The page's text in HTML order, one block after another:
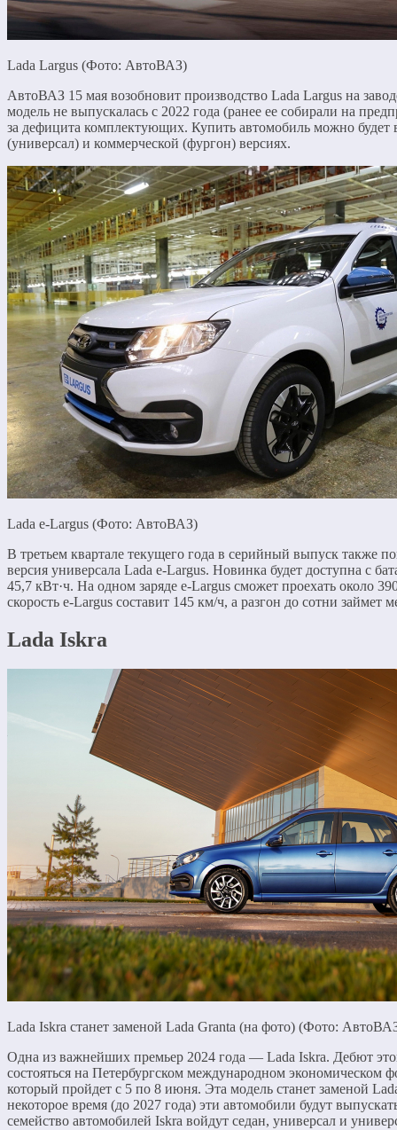
Lada Largus (Фото: АвтоВАЗ)
АвтоВАЗ 15 мая возобновит производство Lada Largus на
модель не выпускалась с 2022 года (ранее ее собирали на
за дефицита комплектующих. Купить автомобиль можно будет
(универсал) и коммерческой (фургон) версиях.
Lada е-Largus (Фото: АвтоВАЗ)
В третьем квартале текущего года в серийный выпуск также
версия универсала Lada е-Largus. Новинка будет доступна с
45,7 кВт·ч. На одном заряде e-Largus сможет проехать около
скорость e-Largus составит 145 км/ч, а разгон до сотни займет
Lada Iskra
Lada Iskra станет заменой Lada Granta (на фото) (Фото:
Одна из важнейших премьер 2024 года — Lada Iskra. Дебют
состояться на Петербургском международном
который пройдет с 5 по 8 июня. Эта модель станет заменой
некоторое время (до 2027 года) эти автомобили будут
семейство автомобилей Iskra войдут седан, универсал и